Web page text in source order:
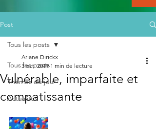
Post
Tous les posts
Thèmes du jour
Actualités
Tous les posts
Vulnérable, imparfaite et
compatissante
Ariane Dirickx
3 oct. 2019 1 min de lecture